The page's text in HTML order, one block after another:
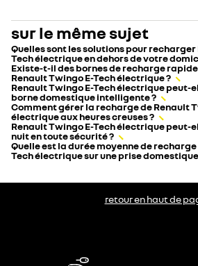
sur le même sujet
Quelles sont les solutions pour
Tech électrique en dehors de votre
Existe-t-il des bornes de recharge
Renault Twingo E-Tech électrique ?
Renault Twingo E-Tech électrique peut-
borne domestique intelligente ?
Comment gérer la recharge de Renault
électrique aux heures creuses ?
Renault Twingo E-Tech électrique peut-
nuit en toute sécurité ?
Quelle est la durée moyenne de
Tech électrique sur une prise
retour en haut de